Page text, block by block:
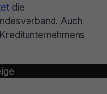
die
Auch